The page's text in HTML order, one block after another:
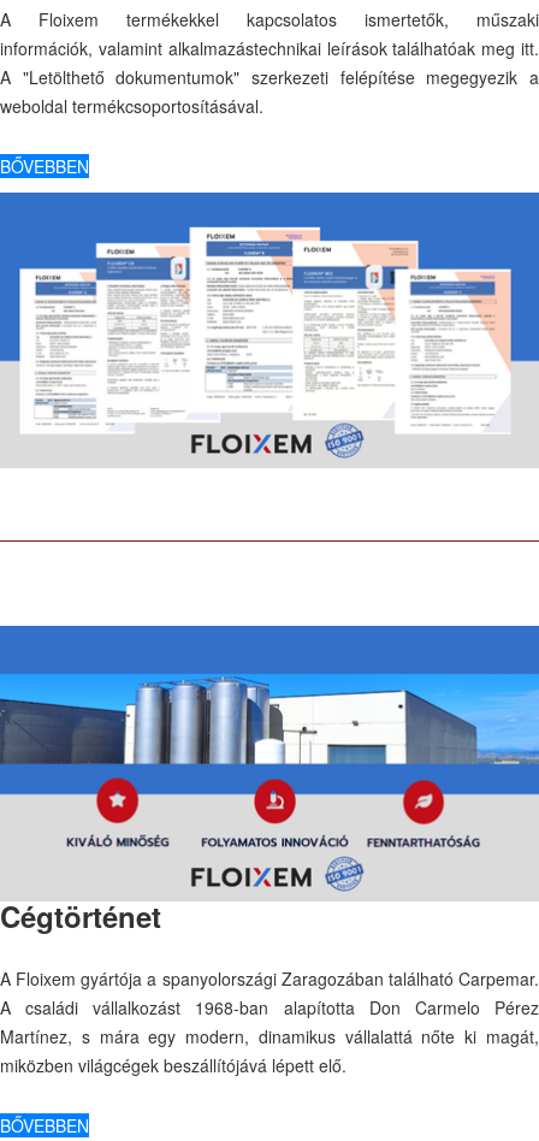
A Floixem termékekkel kapcsolatos ismertetők, műszaki
információk, valamint alkalmazástechnikai leírások találhatóak meg itt.
A "Letölthető dokumentumok" szerkezeti felépítése megegyezik a
weboldal termékcsoportosításával.
BŐVEBBEN
Cégtörténet
A Floixem gyártója a spanyolországi Zaragozában található Carpemar.
A családi vállalkozást 1968-ban alapította Don Carmelo Pérez
Martínez, s mára egy modern, dinamikus vállalattá nőte ki magát,
miközben világcégek beszállítójává lépett elő.
BŐVEBBEN